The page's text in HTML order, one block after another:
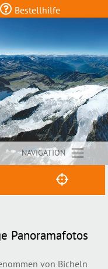
Bestellhilfe
NAVIGATION
Panoramafotos
von Bicheln